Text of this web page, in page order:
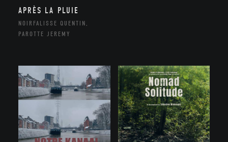
APRÈS LA PLUIE
NOIRFALISSE QUENTIN,
PAROTTE JEREMY